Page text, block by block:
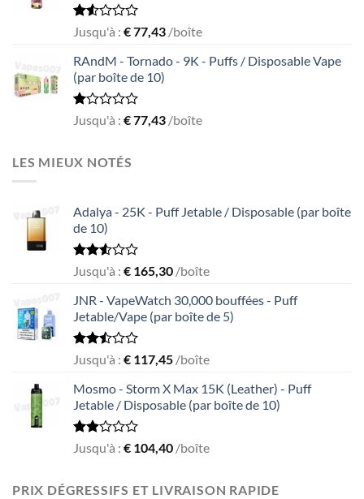
Rated
out
of
5
Jusqu'à : €77,43 /boîte
RAndM - Tornado - 9K - Puffs / Disposable Vape
(par boîte de 10)
Rated
of
5
Jusqu'à : €77,43 /boîte
LES MIEUX NOTÉS
Adalya - 25K - Puff Jetable / Disposable (par boîte
de 10)
Rated
out
of 5
Jusqu'à : € 165,30 /boîte
JNR - VapeWatch 30,000 bouffées - Puff
Jetable/Vape (par boîte de 5)
Rated
out
of 5
Jusqu'à : € 117,45 /boîte
Mosmo - Storm X Max 15K (Leather) - Puff
Jetable / Disposable (par boîte de 10)
Rated
of 5
Jusqu'à : € 104,40 /boîte
PRIX DÉGRESSIFS ET LIVRAISON RAPIDE